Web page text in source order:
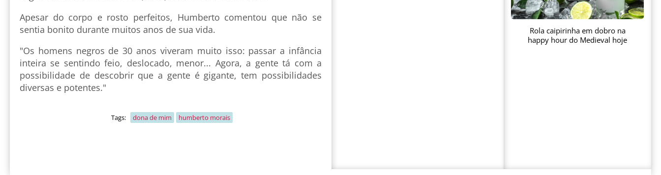
Apesar do corpo e rosto perfeitos, Humberto comentou que não se
sentia bonito durante muitos anos de sua vida.
"Os homens negros de 30 anos viveram muito isso: passar a infância
inteira se sentindo feio, deslocado, menor... Agora, a gente tá com a
possibilidade de descobrir que a gente é gigante, tem possibilidades
diversas e potentes."
Tags: dona de mim humberto morais
Rola caipirinha em dobro na
happy hour do Medieval hoje